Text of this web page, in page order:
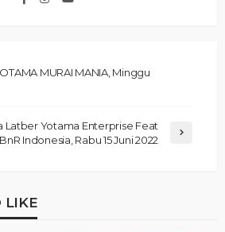
MURAI MANIA, Minggu
Latber Yotama Enterprise Feat
BnR Indonesia, Rabu 15 Juni 2022
LIKE